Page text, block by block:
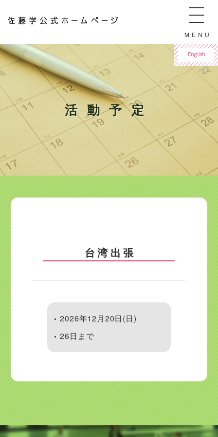
佐藤学公式ホームページ ManabuSATO WebSite
MENU
For English
活動予定
台湾出張
2026年12月20日(日)
26日まで